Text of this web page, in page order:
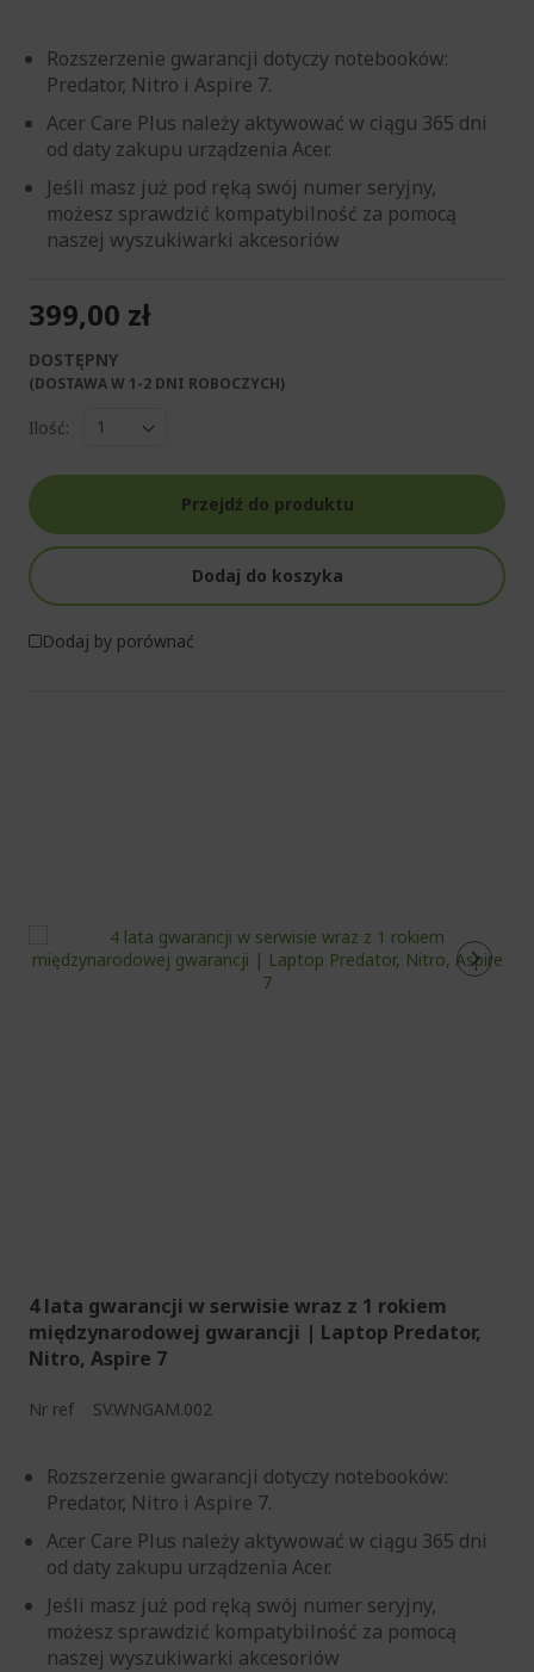
Rozszerzenie gwarancji dotyczy notebooków:
Predator, Nitro i Aspire 7.
Acer Care Plus należy aktywować w ciągu 365 dni
od daty zakupu urządzenia Acer.
Jeśli masz już pod ręką swój numer seryjny,
możesz sprawdzić kompatybilność za pomocą
naszej wyszukiwarki akcesoriów
399,00 zł
DOSTĘPNY
(DOSTAWA W 1-2 DNI ROBOCZYCH)​
Ilość:
Przejdź do produktu
Dodaj do koszyka
Dodaj by porównać
4 lata gwarancji w serwisie wraz z 1 rokiem
międzynarodowej gwarancji | Laptop Predator,
Nitro, Aspire 7
Nr ref SV.WNGAM.002
Rozszerzenie gwarancji dotyczy notebooków:
Predator, Nitro i Aspire 7.
Acer Care Plus należy aktywować w ciągu 365 dni
od daty zakupu urządzenia Acer.
Jeśli masz już pod ręką swój numer seryjny,
możesz sprawdzić kompatybilność za pomocą
naszej wyszukiwarki akcesoriów